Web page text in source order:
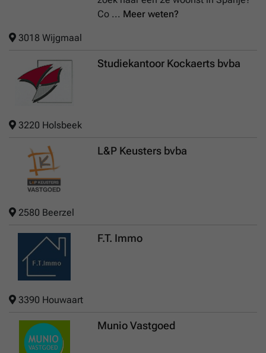
Co ... Meer weten?
3018 Wijgmaal
Studiekantoor Kockaerts bvba
3220 Holsbeek
L&P Keusters bvba
2580 Beerzel
F.T. Immo
3390 Houwaart
Munio Vastgoed